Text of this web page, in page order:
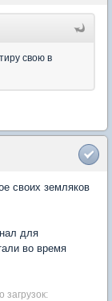
свою в
своих земляков
для
во время
загрузок: